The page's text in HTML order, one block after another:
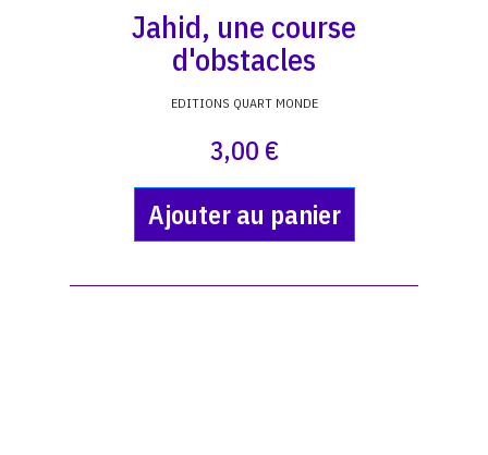
Jahid, une course
d'obstacles
EDITIONS QUART MONDE
3,00 €
Ajouter au panier